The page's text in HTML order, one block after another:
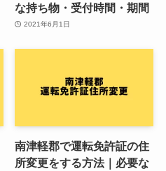
な持ち物・受付時間・期間
2021年6月1日
南津軽郡で運転免許証の住
所変更をする方法｜必要な